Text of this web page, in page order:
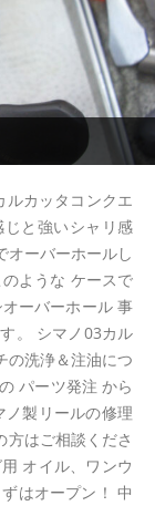
ルカッタコンクエ
と強いシャリ感
オーバーホールし
ような ケースで
ーバーホール 事
。 シマノ03カル
の洗浄＆注油につ
パーツ発注 から
製リールの修理
方はご相談くださ
オイル、ワンウ
はオープン！ 中